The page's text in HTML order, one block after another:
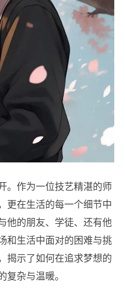
。作为一位技艺精湛的师
更在生活的每一个细节中
他的朋友、学徒、还有他
和生活中面对的困难与挑
揭示了如何在追求梦想的
复杂与温暖。